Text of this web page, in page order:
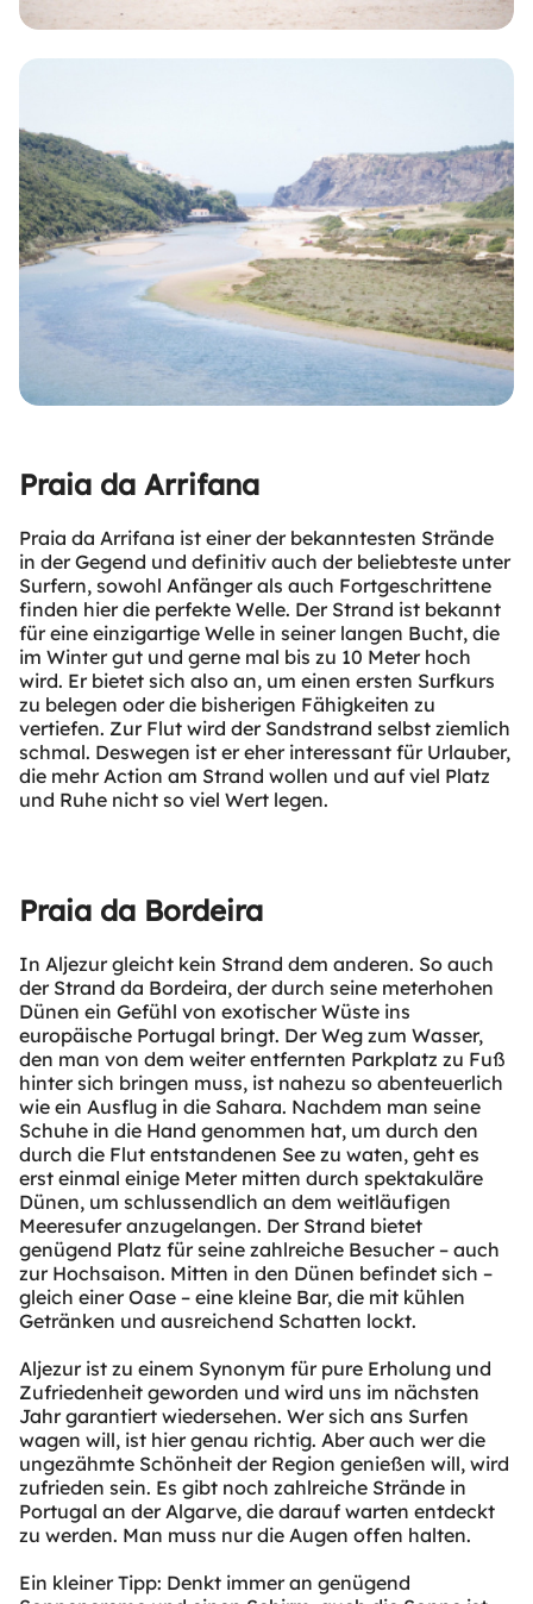
Praia da Arrifana
Praia da Arrifana ist einer der bekanntesten Strände
in der Gegend und definitiv auch der beliebteste unter
Surfern, sowohl Anfänger als auch Fortgeschrittene
finden hier die perfekte Welle. Der Strand ist bekannt
für eine einzigartige Welle in seiner langen Bucht, die
im Winter gut und gerne mal bis zu 10 Meter hoch
wird. Er bietet sich also an, um einen ersten Surfkurs
zu belegen oder die bisherigen Fähigkeiten zu
vertiefen. Zur Flut wird der Sandstrand selbst ziemlich
schmal. Deswegen ist er eher interessant für Urlauber,
die mehr Action am Strand wollen und auf viel Platz
und Ruhe nicht so viel Wert legen.
Praia da Bordeira
In Aljezur gleicht kein Strand dem anderen. So auch
der Strand da Bordeira, der durch seine meterhohen
Dünen ein Gefühl von exotischer Wüste ins
europäische Portugal bringt. Der Weg zum Wasser,
den man von dem weiter entfernten Parkplatz zu Fuß
hinter sich bringen muss, ist nahezu so abenteuerlich
wie ein Ausflug in die Sahara. Nachdem man seine
Schuhe in die Hand genommen hat, um durch den
durch die Flut entstandenen See zu waten, geht es
erst einmal einige Meter mitten durch spektakuläre
Dünen, um schlussendlich an dem weitläufigen
Meeresufer anzugelangen. Der Strand bietet
genügend Platz für seine zahlreiche Besucher – auch
zur Hochsaison. Mitten in den Dünen befindet sich –
gleich einer Oase – eine kleine Bar, die mit kühlen
Getränken und ausreichend Schatten lockt.
Aljezur ist zu einem Synonym für pure Erholung und
Zufriedenheit geworden und wird uns im nächsten
Jahr garantiert wiedersehen. Wer sich ans Surfen
wagen will, ist hier genau richtig. Aber auch wer die
ungezähmte Schönheit der Region genießen will, wird
zufrieden sein. Es gibt noch zahlreiche Strände in
Portugal an der Algarve, die darauf warten entdeckt
zu werden. Man muss nur die Augen offen halten.
Ein kleiner Tipp: Denkt immer an genügend